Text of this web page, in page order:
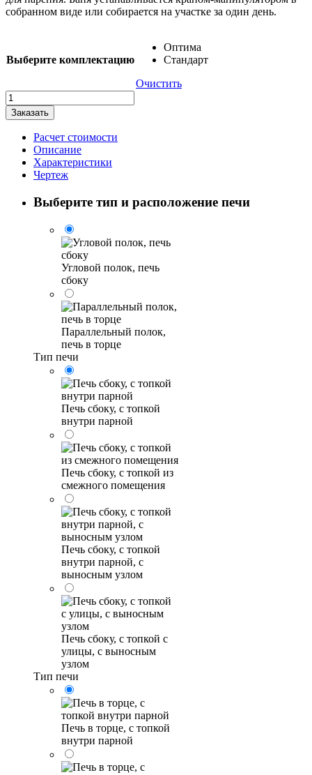
собранном виде или собирается на участке за один день.
Выберите комплектацию
Оптима
Стандарт
Очистить
Количество
товара
Баня-
квадробочка
"Эксклюзив-
СВ-
XL"
Заказать
Расчет стоимости
Описание
Характеристики
Чертеж
Выберите тип и расположение печи
Угловой полок, печь
сбоку
Параллельный полок,
печь в торце
Тип печи
Печь сбоку, с топкой
внутри парной
Печь сбоку, с топкой из
смежного помещения
Печь сбоку, с топкой
внутри парной, с
выносным узлом
Печь сбоку, с топкой с
улицы, с выносным
узлом
Тип печи
Печь в торце, с топкой
внутри парной